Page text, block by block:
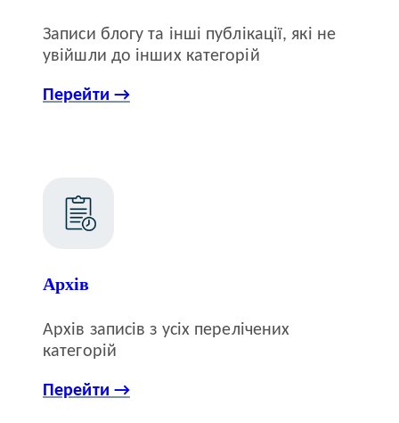
Записи блогу та інші публікації, які не
увійшли до інших категорій
Перейти →
Архів
Архів записів з усіх перелічених
категорій
Перейти →